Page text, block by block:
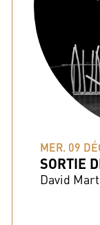
MER. 09
SORTIE
David